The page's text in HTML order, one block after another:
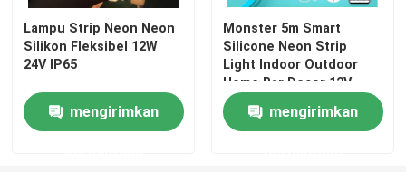
Lampu Strip Neon Neon
Silikon Fleksibel 12W
24V IP65
mengirimkan
Monster 5m Smart
Silicone Neon Strip
Light Indoor Outdoor
Home Bar Decor 12V
mengirimkan